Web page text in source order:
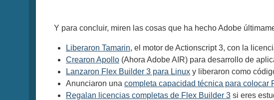
Y para concluir, miren las cosas que ha hecho Adobe
Liberaron Tamarin, el motor de Actionscript 3, con la
Crearon Apollo (Ahora Adobe AIR) para desarrollo de
Lanzaron Flex Builder 3 para Linux y liberaron como
Anunciaron una completa capacidad técnica para
Regalan licencias completas de Flex Builder 3 si eres